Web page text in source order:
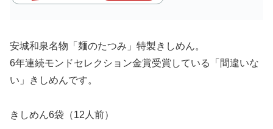
安城和泉名物「麺のたつみ」特製きしめん。
6年連続モンドセレクション金賞受賞している「間違いな
い」きしめんです。
きしめん6袋（12人前）